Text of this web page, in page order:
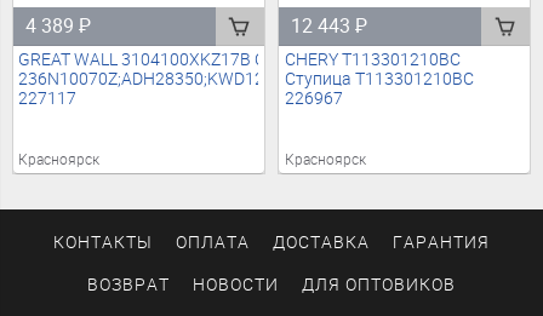
4 389₽
GREAT WALL 3104100XKZ17B Ступица (без шпилек)
227117
Красноярск
12 443₽
CHERY T113301210BC
Ступица T113301210BC
226967
Красноярск
КОНТАКТЫ ОПЛАТА ДОСТАВКА ГАРАНТИЯ
ВОЗВРАТ НОВОСТИ ДЛЯ ОПТОВИКОВ